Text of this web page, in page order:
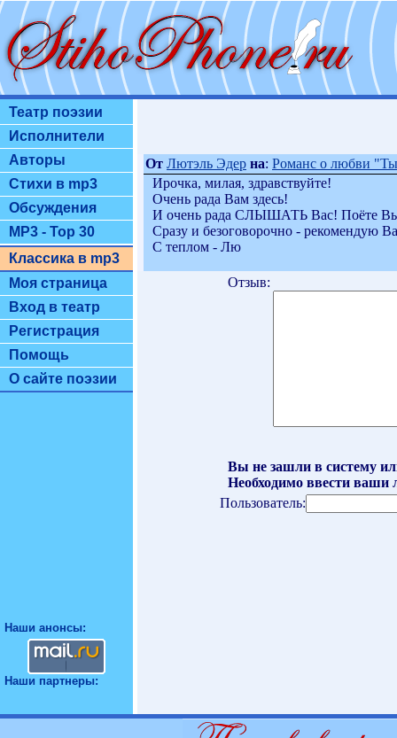
Театр поэзии
Исполнители
Авторы
Стихи в mp3
Обсуждения
MP3 - Top 30
Классика в mp3
Моя страница
Вход в театр
Регистрация
Помощь
О сайте поэзии
Наши анонсы:
Наши партнеры:
От Лютэль Эдер на: Романс о любви
Ирочка, милая, здравствуйте!
Очень рада Вам здесь!
И очень рада СЛЫШАТЬ Вас! Поёте Вы
Сразу и безоговорочно - рекомендую
С теплом - Лю
Отзыв:
Вы не зашли в систему
Необходимо ввести ваши
Пользователь: